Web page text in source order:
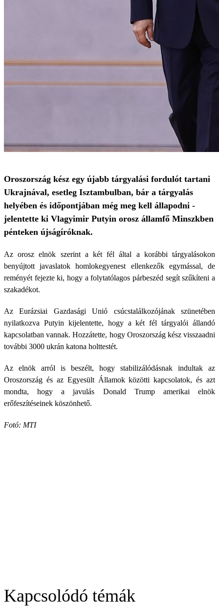
Oroszország kész egy újabb tárgyalási fordulót tartani
Ukrajnával, esetleg Isztambulban, bár a tárgyalás
helyében és időpontjában még meg kell állapodni -
jelentette ki Vlagyimir Putyin orosz államfő Minszkben
pénteken újságíróknak.
Az orosz elnök szerint a két fél által a korábbi tárgyalásokon
benyújtott javaslatok homlokegyenest ellenkezők egymással, de
reményét fejezte ki, hogy a folytatólagos párbeszéd segít szűkíteni a
szakadékot.
Az Eurázsiai Gazdasági Unió csúcstalálkozójának szünetében
nyilatkozva Putyin kijelentette, hogy a két fél tárgyalói állandó
kapcsolatban vannak. Hozzátette, hogy Oroszország kész visszaadni
további 3000 ukrán katona holttestét.
Az elnök arról is beszélt, hogy stabilizálódásnak indultak az
Oroszország és az Egyesült Államok közötti kapcsolatok, és azt
mondta, hogy a javulás Donald Trump amerikai elnök
erőfeszítéseinek köszönhető.
Fotó: MTI
Kapcsolódó témák